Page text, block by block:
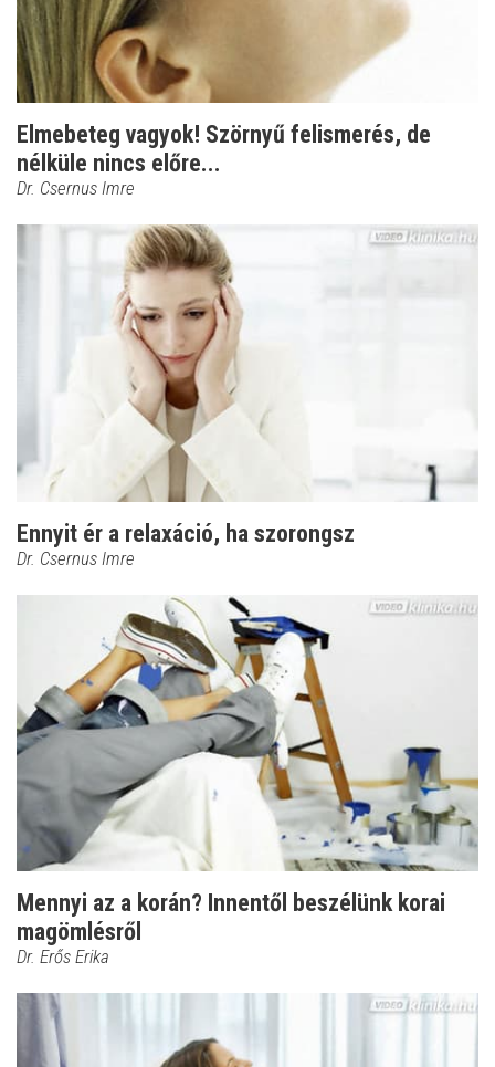
Elmebeteg vagyok! Szörnyű felismerés, de
nélküle nincs előre...
Dr. Csernus Imre
Ennyit ér a relaxáció, ha szorongsz
Dr. Csernus Imre
Mennyi az a korán? Innentől beszélünk korai
magömlésről
Dr. Erős Erika